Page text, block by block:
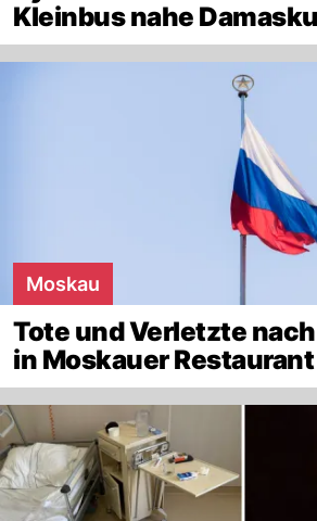
Kleinbus nahe
Moskau
Tote und Verletzte
in Moskauer Restaurant